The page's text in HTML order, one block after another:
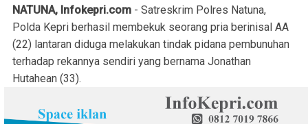
NATUNA, Infokepri.com - Satreskrim Polres Natuna,
Polda Kepri berhasil membekuk seorang pria berinisal AA
(22) lantaran diduga melakukan tindak pidana pembunuhan
terhadap rekannya sendiri yang bernama Jonathan
Hutahean (33).